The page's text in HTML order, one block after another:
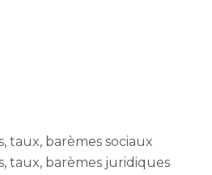
taux, barèmes sociaux
taux, barèmes juridiques